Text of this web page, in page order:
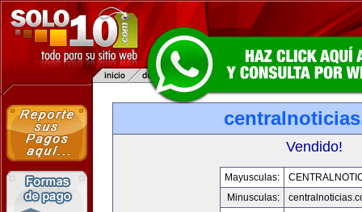
Vendido!
Mayusculas:
Minusculas: